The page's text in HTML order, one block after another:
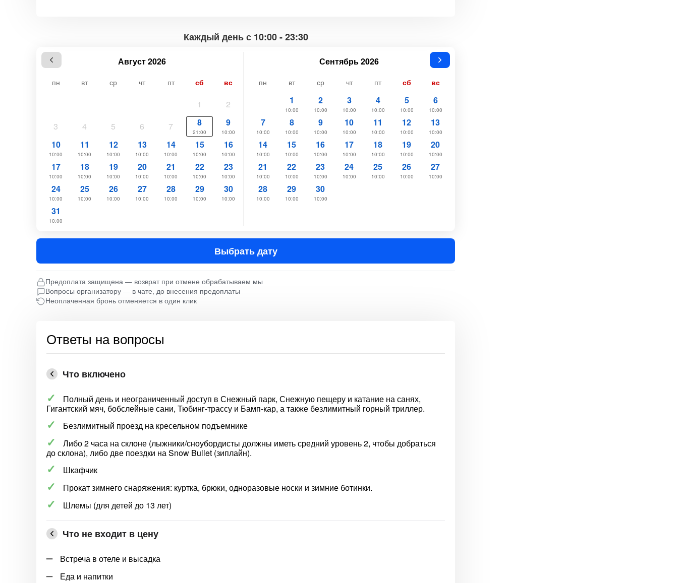
Каждый день с 10:00 - 23:30
Август 2026
пн вт ср чт пт сб вс
1
2
3
4 5 6 7 8
21:00
9
10:00
10
10:00
11
10:00
12
10:00
13
10:00
14
10:00
15
10:00
16
10:00
17
10:00
18
10:00
19
10:00
20
10:00
21
10:00
22
10:00
23
10:00
24
10:00
25
10:00
26
10:00
27
10:00
28
10:00
29
10:00
30
10:00
31
10:00
Сентябрь 2026
пн вт ср чт пт сб вс
1
10:00
2
10:00
3
10:00
4
10:00
5
10:00
6
10:00
7
10:00
8
10:00
9
10:00
10
10:00
11
10:00
12
10:00
13
10:00
14
10:00
15
10:00
16
10:00
17
10:00
18
10:00
19
10:00
20
10:00
21
10:00
22
10:00
23
10:00
24
10:00
25
10:00
26
10:00
27
10:00
28
10:00
29
10:00
30
10:00
Выбрать дату
Предоплата защищена — возврат при отмене обрабатываем мы
Вопросы организатору — в чате, до внесения предоплаты
Неоплаченная бронь отменяется в один клик
Ответы на вопросы
Что включено
Полный день и неограниченный доступ в Снежный парк, Снежную пещеру и катание на санях,
Гигантский мяч, бобслейные сани, Тюбинг-трассу и Бамп-кар, а также безлимитный горный триллер.
Безлимитный проезд на кресельном подъемнике
Либо 2 часа на склоне (лыжники/сноубордисты должны иметь средний уровень 2, чтобы добраться
до склона), либо две поездки на Snow Bullet (зиплайн).
Шкафчик
Прокат зимнего снаряжения: куртка, брюки, одноразовые носки и зимние ботинки.
Шлемы (для детей до 13 лет)
Что не входит в цену
Встреча в отеле и высадка
Еда и напитки